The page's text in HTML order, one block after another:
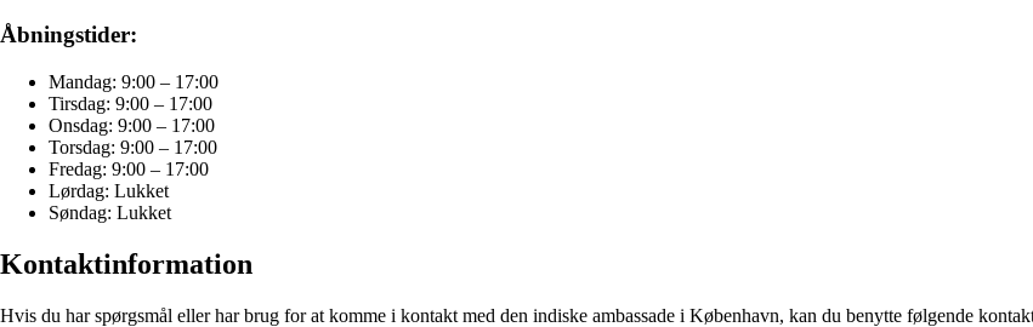
Åbningstider:
Mandag: 9:00 – 17:00
Tirsdag: 9:00 – 17:00
Onsdag: 9:00 – 17:00
Torsdag: 9:00 – 17:00
Fredag: 9:00 – 17:00
Lørdag: Lukket
Søndag: Lukket
Kontaktinformation
Hvis du har spørgsmål eller har brug for at komme i kontakt med den indiske ambassade i København, kan du benytte følgende